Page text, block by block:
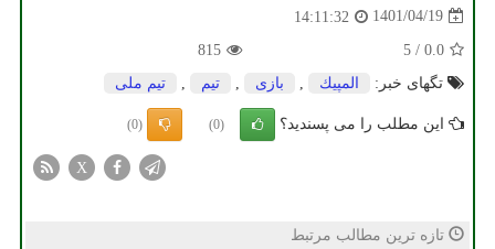
1401/04/19
14:11:32
0.0
/
5
815
تگهای خبر:
المپیك بازی تیم تیم ملی
این مطلب را می پسندید؟ (0)
(0)
X
تازه ترین مطالب مرتبط